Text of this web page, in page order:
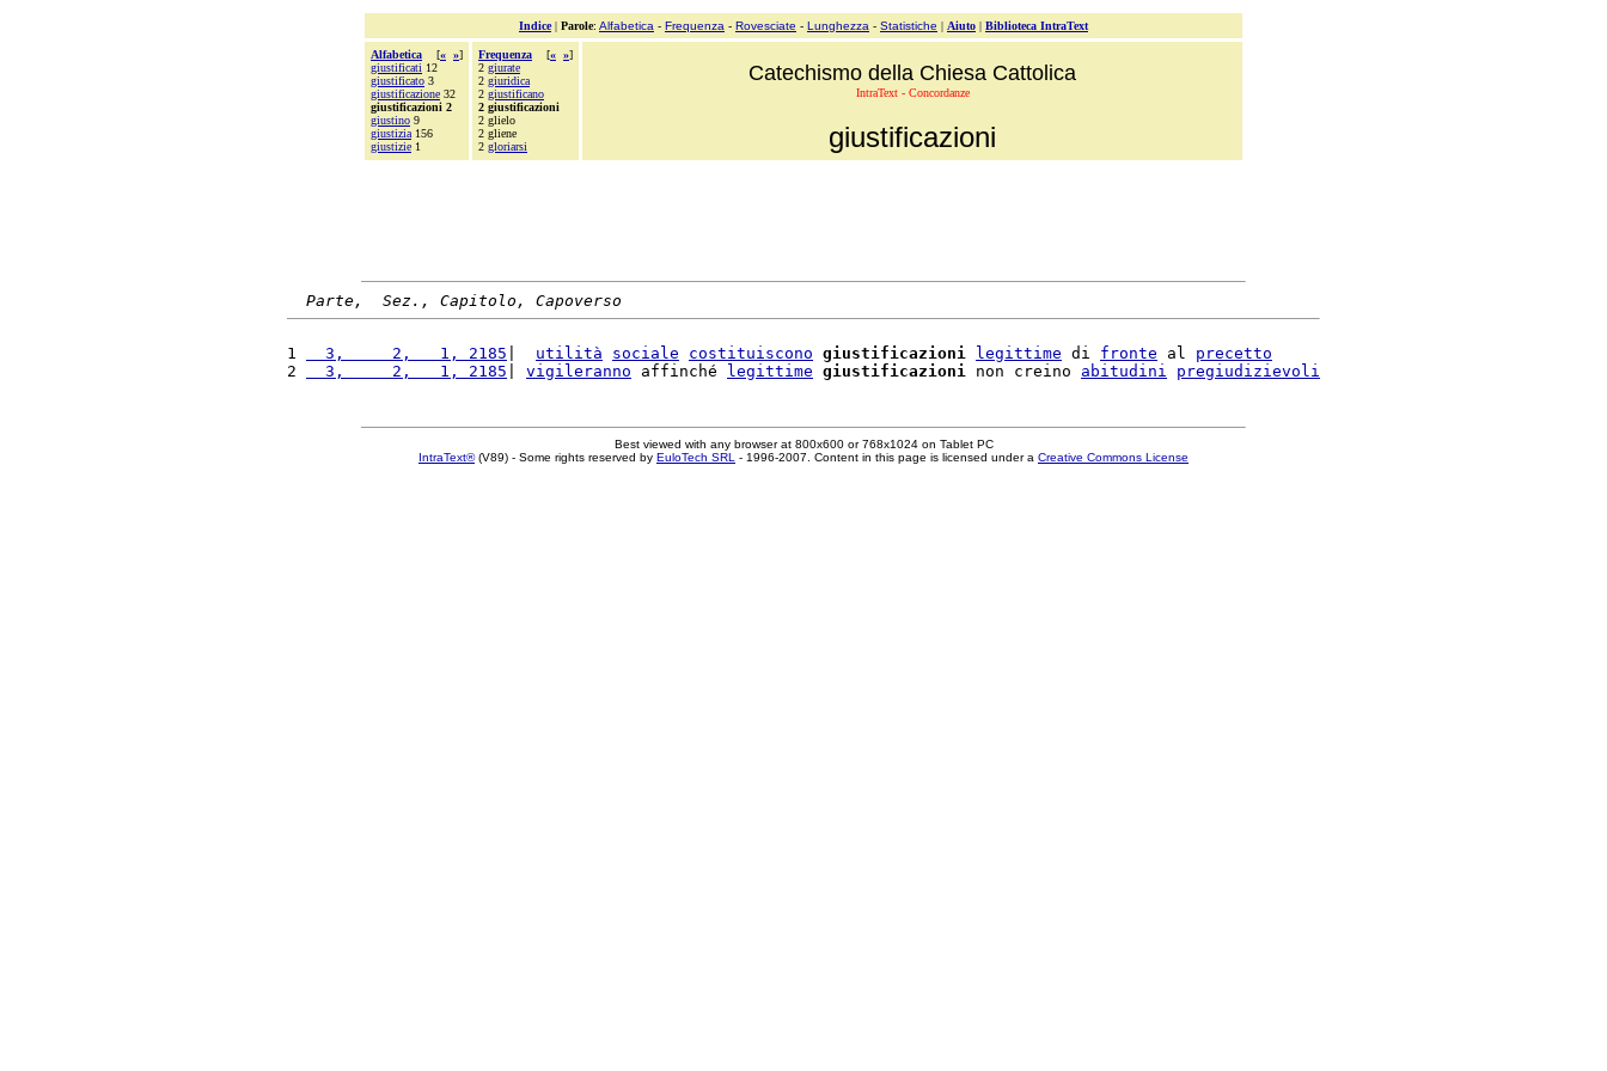
Indice| Parole: Alfabetica - Frequenza - Rovesciate - Lunghezza - Statistiche | Aiuto | Biblioteca IntraText
Alfabetica [« »]
giustificati 12
giustificato 3
giustificazione 32
giustificazioni 2
giustino 9
giustizia 156
giustizie 1
Frequenza [« »]
2 giurate
2 giuridica
2 giustificano
2 giustificazioni
2 glielo
2 gliene
2 gloriarsi
Catechismo della Chiesa Cattolica
IntraText - Concordanze
giustificazioni
Parte,  Sez., Capitolo, Capoverso
1
  3,     2,   1, 2185
utilità sociale costituiscono giustificazioni legittime di fronte al precetto
2
  3,     2,   1, 2185
vigileranno affinché legittime giustificazioni non creino abitudini pregiudizievoli
Best viewed with any browser at 800x600 or 768x1024 on Tablet PC
IntraText®(V89) - Some rights reserved by EuloTech SRL - 1996-2007. Content in this page is licensed under a Creative Commons License